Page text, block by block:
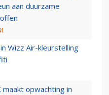
aan duurzame
Wizz Air-kleurstelling
maakt opwachting in